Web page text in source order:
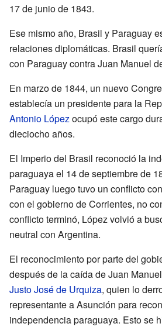
17 de junio de 1843.
Ese mismo año, Brasil y Paraguay
relaciones diplomáticas. Brasil
con Paraguay contra Juan Manuel
En marzo de 1844, un nuevo
establecía un presidente para la
Antonio Lópezocupó este cargo
dieciocho años.
El Imperio del Brasil reconoció la
paraguaya el 14 de septiembre de
Paraguay luego tuvo un conflicto
con el gobierno de Corrientes, no
conflicto terminó, López volvió a
neutral con Argentina.
El reconocimiento por parte del
después de la caída de Juan
Justo José de Urquiza, quien lo
representante a Asunción para
independencia paraguaya. Esto se